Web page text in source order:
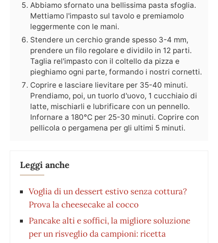
Abbiamo sfornato una bellissima pasta sfoglia.
Mettiamo l'impasto sul tavolo e premiamolo
leggermente con le mani.
Stendere un cerchio grande spesso 3-4 mm,
prendere un filo regolare e dividilo in 12 parti.
Taglia rel'impasto con il coltello da pizza e
pieghiamo ogni parte, formando i nostri cornetti.
Coprire e lasciare lievitare per 35-40 minuti.
Prendiamo, poi, un tuorlo d'uovo, 1 cucchiaio di
latte, mischiarli e lubrificare con un pennello.
Infornare a 180°C per 25-30 minuti. Coprire con
pellicola o pergamena per gli ultimi 5 minuti.
Leggi anche
Voglia di un dessert estivo senza cottura?
Prova la cheesecake al cocco
Pancake alti e soffici, la migliore soluzione
per un risveglio da campioni: ricetta